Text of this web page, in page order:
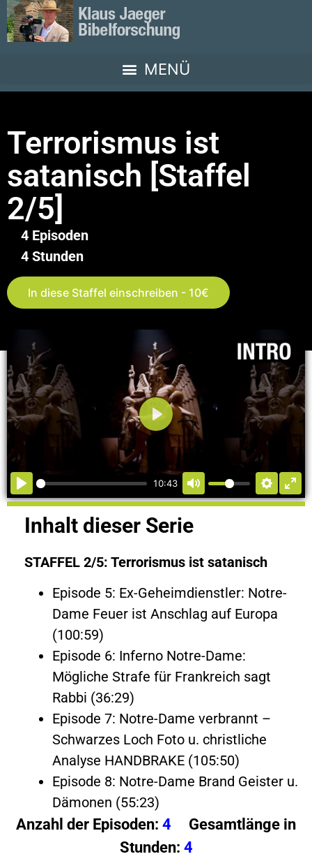
Terrorismus ist
satanisch [Staffel
2/5]
4 Episoden
4 Stunden
In diese Staffel einschreiben - 10€
10:43
Abspielen
Inhalt dieser Serie
STAFFEL 2/5: Terrorismus ist satanisch
Episode 5: Ex-Geheimdienstler: Notre-
Dame Feuer ist Anschlag auf Europa
(100:59)
Episode 6: Inferno Notre-Dame:
Mögliche Strafe für Frankreich sagt
Rabbi (36:29)
Episode 7: Notre-Dame verbrannt –
Schwarzes Loch Foto u. christliche
Analyse HANDBRAKE (105:50)
Episode 8: Notre-Dame Brand Geister u.
Dämonen (55:23)
Anzahl der Episoden: 4 Gesamtlänge in
Stunden: 4